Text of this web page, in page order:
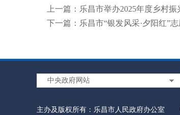
上一篇： 乐昌市举办2025年度乡村
下一篇： 乐昌市“银发风采·夕阳红”
中央政府网站
主办及版权所有：乐昌市人民政府办公室